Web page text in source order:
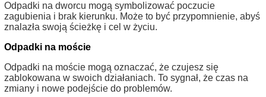
Odpadki na dworcu mogą symbolizować poczucie
zagubienia i brak kierunku. Może to być przypomnienie, abyś
znalazła swoją ścieżkę i cel w życiu.
Odpadki na moście
Odpadki na moście mogą oznaczać, że czujesz się
zablokowana w swoich działaniach. To sygnał, że czas na
zmiany i nowe podejście do problemów.